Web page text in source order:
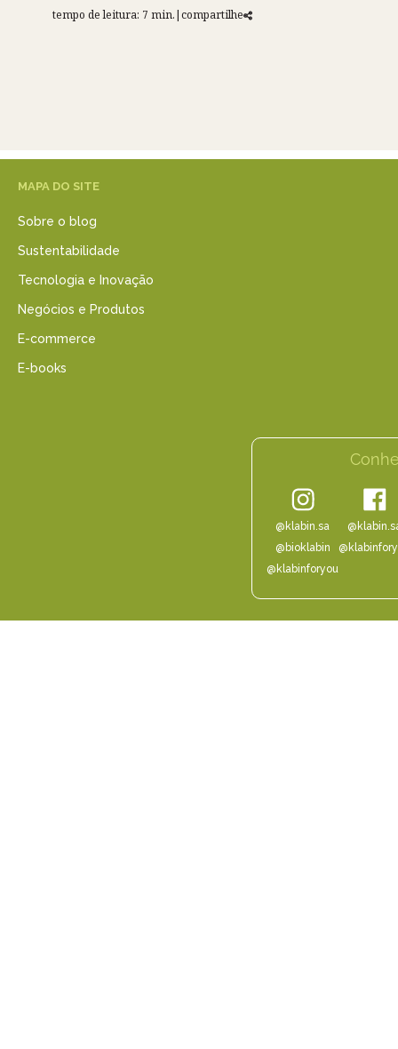
tempo de leitura: 7 min.|compartilhe
MAPA DO SITE
Sobre o blog
Sustentabilidade
Tecnologia e Inovação
Negócios e Produtos
E-commerce
E-books
@klabin.sa
@bioklabin
@klabinforyou